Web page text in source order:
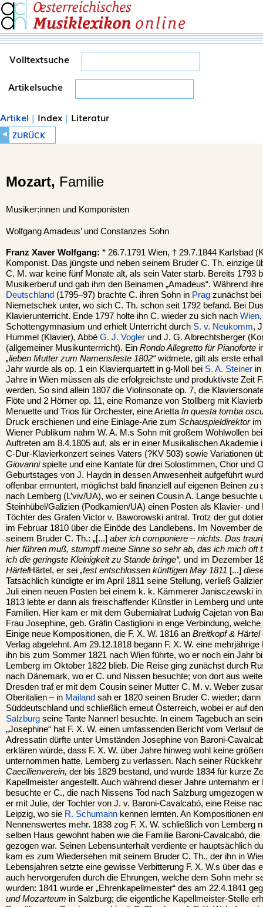
Volltextsuche
Artikelsuche
Artikel | Index | Literatur
◄ ZURÜCK
Mozart, Familie
Musiker:innen und Komponisten
Wolfgang Amadeus’ und Constanzes Sohn
Franz Xaver Wolfgang: * 26.7.1791 Wien, † 29.7.1844 Karlsbad
Komponist. Das jüngste und neben seinem Bruder C. Th. einzige
C. M. war keine fünf Monate alt, als sein Vater starb. Bereits 1793
Musikerberuf und gab ihm den Beinamen „Amadeus“. Während
Deutschland (1795–97) brachte C. ihren Sohn in Prag zunächst bei
Niemetschek unter, wo sich C. Th. schon seit 1792 befand. Bei
Klavierunterricht. Ende 1797 holte ihn C. wieder zu sich nach Wien
Schottengymnasium und erhielt Unterricht durch S. v. Neukomm,
Hummel (Klavier), Abbé G. J. Vogler und J. G. Albrechtsberger
(allgemeiner Musikunterrricht). Ein Rondo Allegretto für Pianoforte
„lieben Mutter zum Namensfeste 1802“widmete, gilt als erste
Jahr wurde als op. 1 ein Klavierquartett in g-Moll bei S. A. Steiner
Jahre in Wien müssen als die erfolgreichste und produktivste Zeit
werden. So sind allein 1807 die Violinsonate op. 7, die
Flöte und 2 Hörner op. 11, eine Romanze von Stollberg mit
Menuette und Trios für Orchester, eine AriettaIn questa tomba
Druck erschienen und eine Einlage-Arie zum Schauspieldirektorim
Wiener Publikum nahm W. A. M.s Sohn mit großem Wohlwollen
Auftreten am 8.4.1805 auf, als er in einer Musikalischen Akademie
C-Dur-Klavierkonzert seines Vaters (?KV 503) sowie Variationen
Giovannispielte und eine Kantate für drei Solostimmen, Chor und
Geburtstages von J. Haydn in dessen Anwesenheit aufgeführt
offenbar ermuntert, möglichst bald finanziell auf eigenen Beinen zu
nach Lemberg (L’viv/UA), wo er seinen Cousin A. Lange besuchte
Steinhübel/Galizien (Podkamien/UA) einen Posten als Klavier-
Töchter des Grafen Victor v. Baworowski antrat. Trotz der gut
im Februar 1810 über die Einöde des Landlebens. Im November
seinem Bruder C. Th.: „[...] aber ich componiere – nichts. Das
hier führen muß, stumpft meine Sinne so sehr ab, das ich mich oft
ich die geringste Kleinigkeit zu Stande bringe“, und im Dezember
HärtelHärtel, er sei „fest entschlossen künftigen May 1811 [...]
Tatsächlich kündigte er im April 1811 seine Stellung, verließ
Juli einen neuen Posten bei einem k. k. Kämmerer Janisczewski
1813 lebte er dann als freischaffender Künstler in Lemberg und
Familien. Hier kam er mit dem Gubernialrat Ludwig Cajetan von
Frau Josephine, geb. Gräfin Castiglioni in enge Verbindung,
Einige neue Kompositionen, die F. X. W. 1816 an Breitkopf & Härtel
Verlag abgelehnt. Am 29.12.1818 begann F. X. W. eine
ihn bis zum Sommer 1821 nach Wien führte, wo er noch ein Jahr
Lemberg im Oktober 1822 blieb. Die Reise ging zunächst durch
nach Dänemark, wo er C. und Nissen besuchte; von dort aus
Dresden traf er mit dem Cousin seiner Mutter C. M. v. Weber
Oberitalien – in Mailand sah er 1820 seinen Bruder C. wieder;
Süddeutschland und schließlich erneut Österreich, wobei er auf
Salzburg seine Tante Nannerl besuchte. In einem Tagebuch an
„Josephine“ hat F. X. W. einen umfassenden Bericht vom Verlauf
Adressatin dürfte unter Umständen Josephine von Baroni-
erklären würde, dass F. X. W. über Jahre hinweg wohl keine
unternommen hatte, Lemberg zu verlassen. Nach seiner
Caecilienverein, der bis 1829 bestand, und wurde 1834 für kurze
Kapellmeister angestellt. Auch während dieser Jahre unternahm er
besuchte er C., die nach Nissens Tod nach Salzburg umgezogen
er mit Julie, der Tochter von J. v. Baroni-Cavalcabó, eine Reise
Leipzig, wo sie R. Schumann kennen lernten. An Kompositionen
Nennenswertes mehr. 1838 zog F. X. W. schließlich von Lemberg
selben Haus gewohnt haben wie die Familie Baroni-Cavalcabó,
gezogen war. Seinen Lebensunterhalt verdiente er hauptsächlich
kam es zum Wiedersehen mit seinem Bruder C. Th., der ihn in
Lebensjahren setzte eine gewisse Verbitterung F. X. W.s über das
auch hervorgerufen durch die Ehrungen, welche dem Sohn mehr
wurden: 1841 wurde er „Ehrenkapellmeister“ des am 22.4.1841
und Mozarteum in Salzburg; die eigentliche Kapellmeister-Stelle